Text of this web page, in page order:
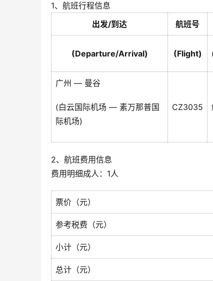
1、航班行程信息
出发/到达
航班号
(Departure/Arrival) (Flight)
广州 — 曼谷
(白云国际机场 — 素万那普国
际机场)
CZ3035
2、航班费用信息
费用明细成人：1人
票价（元）
参考税费（元）
小计（元）
总计（元）